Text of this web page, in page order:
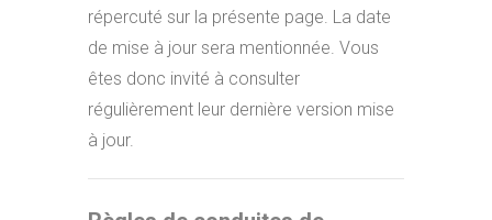
répercuté sur la présente page. La date
de mise à jour sera mentionnée. Vous
êtes donc invité à consulter
régulièrement leur dernière version mise
à jour.